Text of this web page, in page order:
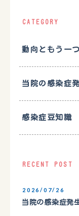
CATEGORY
動向ともう一つ
当院の感染症
感染症豆知識
RECENT POST
2026/07/26
当院の感染症発